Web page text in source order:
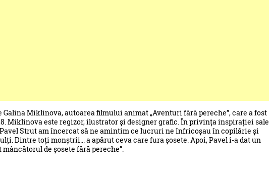
Miklinova, autoarea filmului animat „Aventuri fără pereche”, care a fost
Miklinova este regizor, ilustrator și designer grafic. În privința inspirației sale
Strut am încercat să ne amintim ce lucruri ne înfricoșau în copilărie și
Dintre toți monștrii... a apărut ceva care fura șosete. Apoi, Pavel i-a dat un
de șosete fără pereche”.